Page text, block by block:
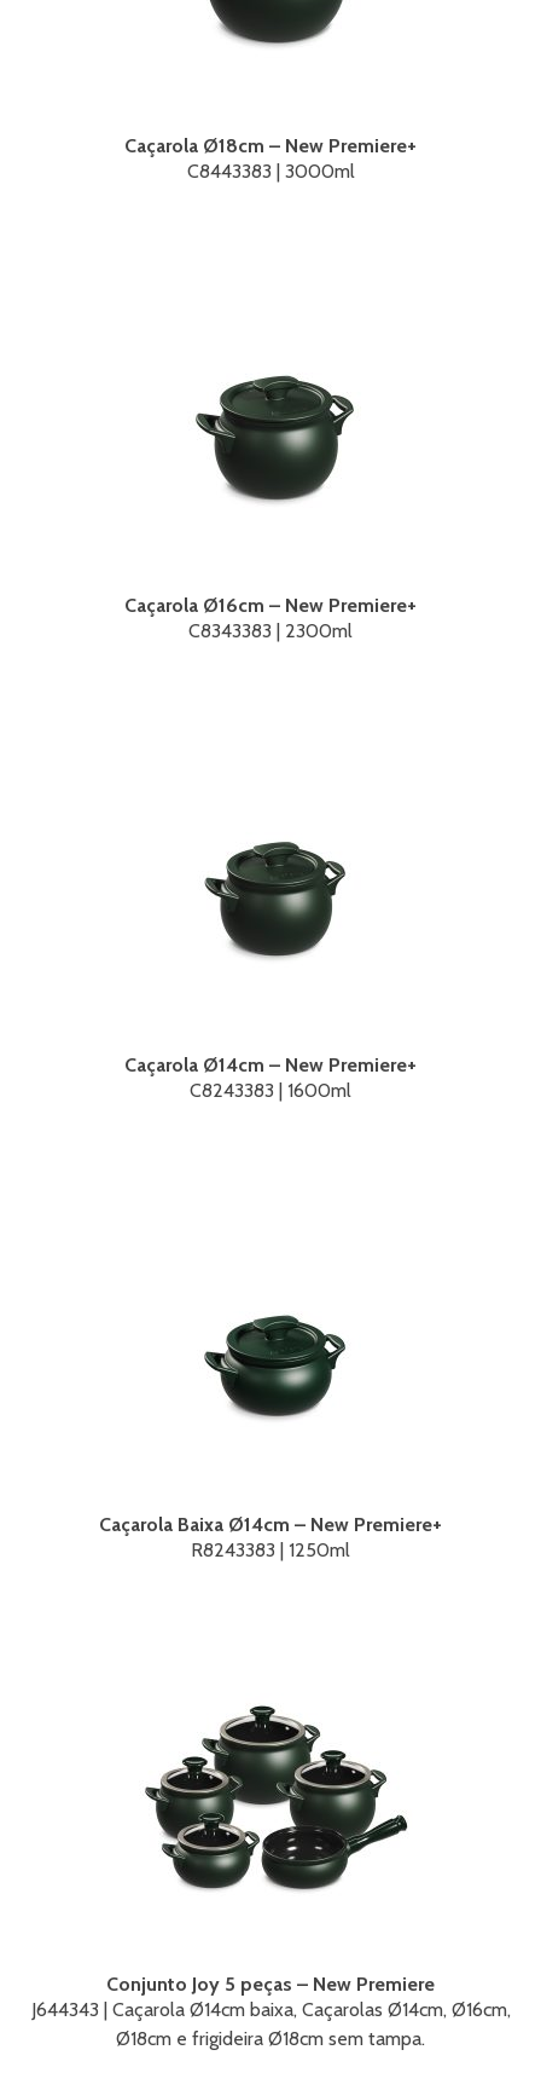
Caçarola Ø18cm – New Premiere+
C8443383 | 3000ml
Caçarola Ø16cm – New Premiere+
C8343383 | 2300ml
Caçarola Ø14cm – New Premiere+
C8243383 | 1600ml
Caçarola Baixa Ø14cm – New Premiere+
R8243383 | 1250ml
Conjunto Joy 5 peças – New Premiere
J644343 | Caçarola Ø14cm baixa, Caçarolas Ø14cm, Ø16cm,
Ø18cm e frigideira Ø18cm sem tampa.